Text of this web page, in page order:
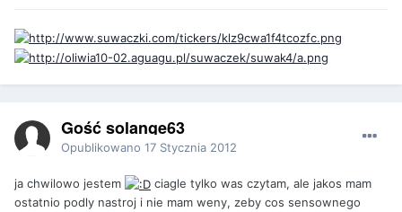
Gość solange63
Opublikowano 17 Stycznia 2012
ja chwilowo jestem
ciagle tylko was czytam, ale jakos mam
ostatnio podly nastroj i nie mam weny, zeby cos sensownego